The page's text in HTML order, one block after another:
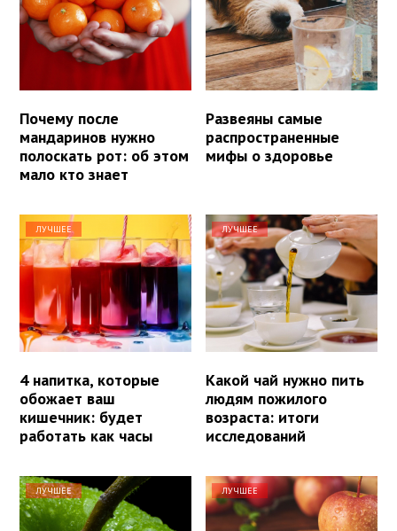
Почему после
мандаринов нужно
полоскать рот: об этом
мало кто знает
Развеяны самые
распространенные
мифы о здоровье
ЛУЧШЕЕ
4 напитка, которые
обожает ваш
кишечник: будет
работать как часы
ЛУЧШЕЕ
Какой чай нужно пить
людям пожилого
возраста: итоги
исследований
ЛУЧШЕЕ ЛУЧШЕЕ